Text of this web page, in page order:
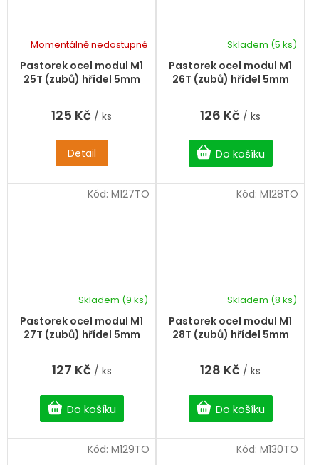
Pastorek ocel modul M1
25T (zubů) hřídel 5mm
Momentálně nedostupné
125 Kč / ks
Detail
Pastorek ocel modul M1
26T (zubů) hřídel 5mm
Skladem (5 ks)
126 Kč / ks
Do košíku
Pastorek ocel modul M1
27T (zubů) hřídel 5mm
Skladem (9 ks)
127 Kč / ks
Do košíku
Kód: M127TO
Pastorek ocel modul M1
28T (zubů) hřídel 5mm
Skladem (8 ks)
128 Kč / ks
Do košíku
Kód: M128TO
Kód: M129TO Kód: M130TO